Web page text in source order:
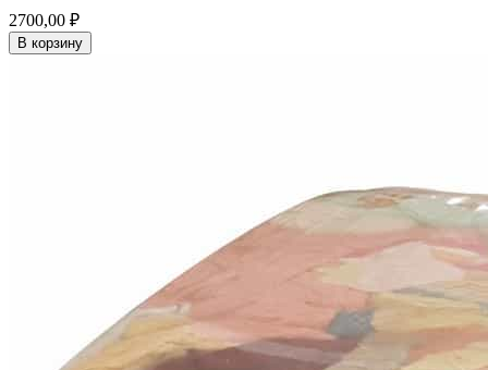
2700,00 ₽
В корзину